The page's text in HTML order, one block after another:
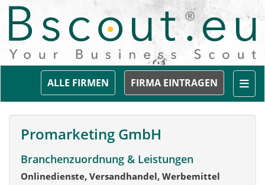
FIRMA EINTRAGEN
ALLE FIRMEN
Promarketing GmbH
Branchenzuordnung & Leistungen
Onlinedienste, Versandhandel, Werbemittel